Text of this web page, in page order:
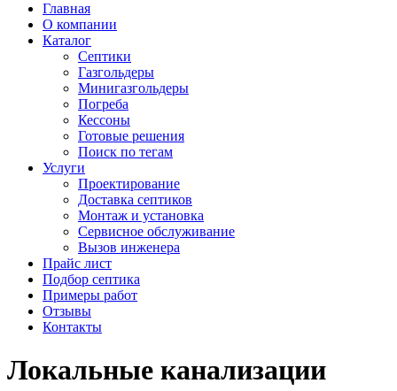
Главная
О компании
Каталог
Септики
Газгольдеры
Минигазгольдеры
Погреба
Кессоны
Готовые решения
Поиск по тегам
Услуги
Проектирование
Доставка септиков
Монтаж и установка
Сервисное обслуживание
Вызов инженера
Прайс лист
Подбор септика
Примеры работ
Отзывы
Контакты
Локальные канализации